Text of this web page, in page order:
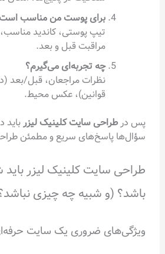
برای پوست من مناسب
تیپ پوستی، کاندید
مراقبت قبل و بعد.
چه تجربه‌ای می‌گیرم؟
نظرات مراجعان، قبل/بعد
قوانین)، عکس محیط.
پس درطراحی سایت کلینیک لیزرباید
سؤال‌ها پاسخ‌های سریع و مطمئن
طراحی سایت کلینیک لیزر
باشد؟ (و شبیه چه چیزی
ویژگی‌های ضروری یک سایت